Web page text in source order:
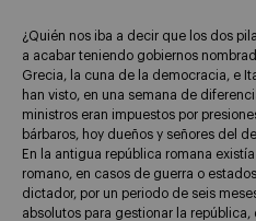
¿Quién nos iba a decir que los dos
a acabar teniendo gobiernos
Grecia, la cuna de la democracia, e
han visto, en una semana de
ministros eran impuestos por
bárbaros, hoy dueños y señores del
En la antigua república romana
romano, en casos de guerra o
dictador, por un periodo de seis
absolutos para gestionar la